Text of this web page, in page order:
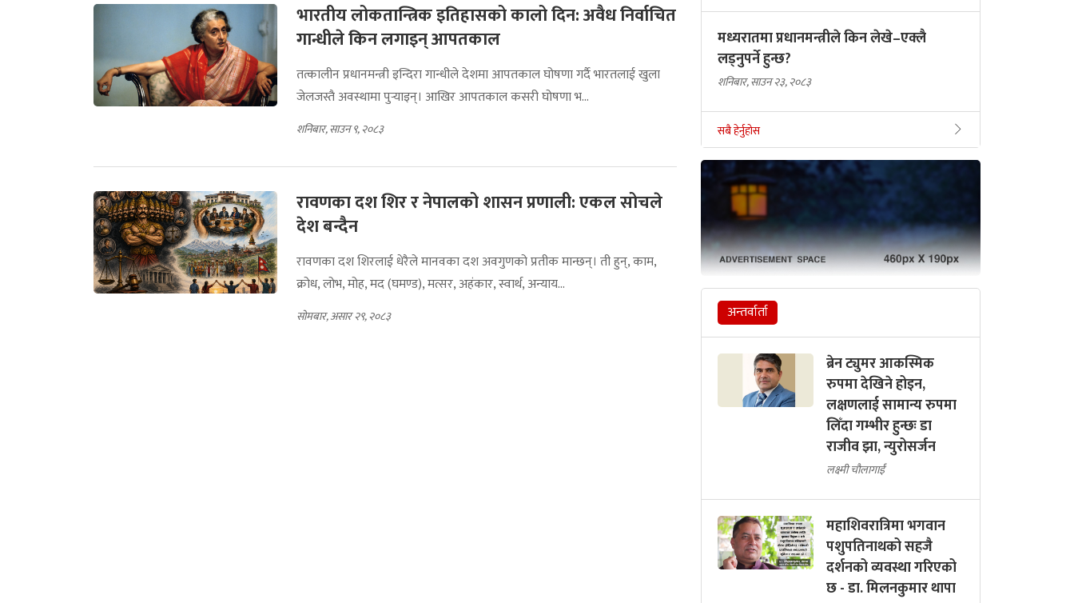
भारतीय लोकतान्त्रिक इतिहासको कालो दिन: अवैध निर्वाचित
गान्धीले किन लगाइन् आपतकाल
तत्कालीन प्रधानमन्त्री इन्दिरा गान्धीले देशमा आपतकाल घोषणा गर्दै भारतलाई खुला
जेलजस्तै अवस्थामा पुर्‍याइन्। आखिर आपतकाल कसरी घोषणा भ...
शनिबार, साउन ९, २०८३
रावणका दश शिर र नेपालको शासन प्रणाली: एकल सोचले
देश बन्दैन
रावणका दश शिरलाई धेरैले मानवका दश अवगुणको प्रतीक मान्छन्। ती हुन्, काम,
क्रोध, लोभ, मोह, मद (घमण्ड), मत्सर, अहंकार, स्वार्थ, अन्याय...
सोमबार, असार २९, २०८३
मध्यरातमा प्रधानमन्त्रीले किन लेखे–एक्लै
लड्नुपर्ने हुन्छ?
शनिबार, साउन २३, २०८३
सबै हेर्नुहोस
अन्तर्वार्ता
ब्रेन ट्युमर आकस्मिक
रुपमा देखिने होइन,
लक्षणलाई सामान्य रुपमा
लिँदा गम्भीर हुन्छः डा
राजीव झा, न्युरोसर्जन
लक्ष्मी चौलागाईं
महाशिवरात्रिमा भगवान
पशुपतिनाथको सहजै
दर्शनको व्यवस्था गरिएको
छ - डा. मिलनकुमार थापा